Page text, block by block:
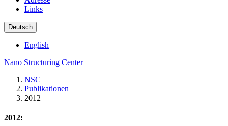
Links
Deutsch
English
Nano Structuring Center
NSC
Publikationen
2012
2012: